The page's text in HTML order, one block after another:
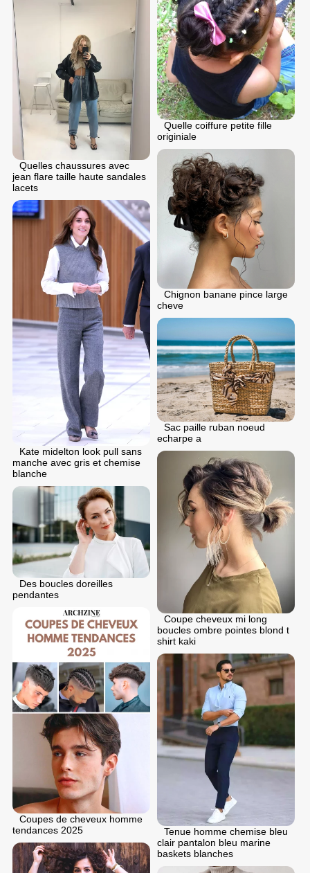
Quelle coiffure petite fille
originiale
Quelles chaussures avec
jean flare taille haute sandales
lacets
Chignon banane pince large
cheve
Kate midelton look pull sans
manche avec gris et chemise
blanche
Sac paille ruban noeud
echarpe a
Coupe cheveux mi long
boucles ombre pointes blond t
shirt kaki
Des boucles doreilles
pendantes
Coupes de cheveux homme
tendances 2025
Tenue homme chemise bleu
clair pantalon bleu marine
baskets blanches